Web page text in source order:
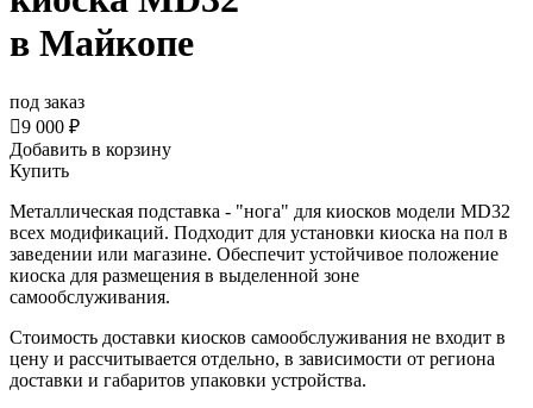
в Майкопе
под заказ
9 000 ₽
Добавить в корзину
Купить
Металлическая подставка - "нога" для киосков модели MD32
всех модификаций. Подходит для установки киоска на пол в
заведении или магазине. Обеспечит устойчивое положение
киоска для размещения в выделенной зоне
самообслуживания.
Стоимость доставки киосков самообслуживания не входит в
цену и рассчитывается отдельно, в зависимости от региона
доставки и габаритов упаковки устройства.